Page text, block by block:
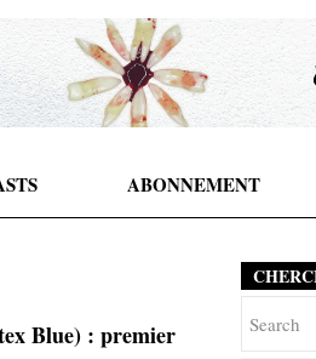
ABONNEMENT
Blue) : premier